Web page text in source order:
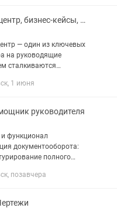
Ассесмент-центр, бизнес-кейсы, Excel, интервью, ролевые игры
— один из ключевых
на руководящие
ролевые игры
1 июня
руководителя
функционал
документооборота:
полного
позавчера